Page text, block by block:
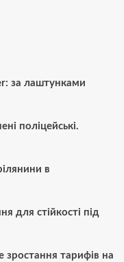
за лаштунками
поліцейські.
в
для стійкості під
тарифів на